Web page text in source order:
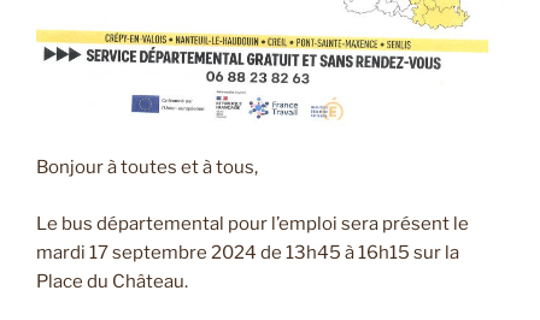
Bonjour à toutes et à tous,
Le bus départemental pour l’emploi sera présent le
mardi 17 septembre 2024 de 13h45 à 16h15 sur la
Place du Château.